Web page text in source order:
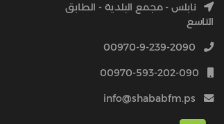
نابلس - مجمع البلدية - الطابق
التاسع
00970-9-239-2090
00970-593-202-090
info@shababfm.ps